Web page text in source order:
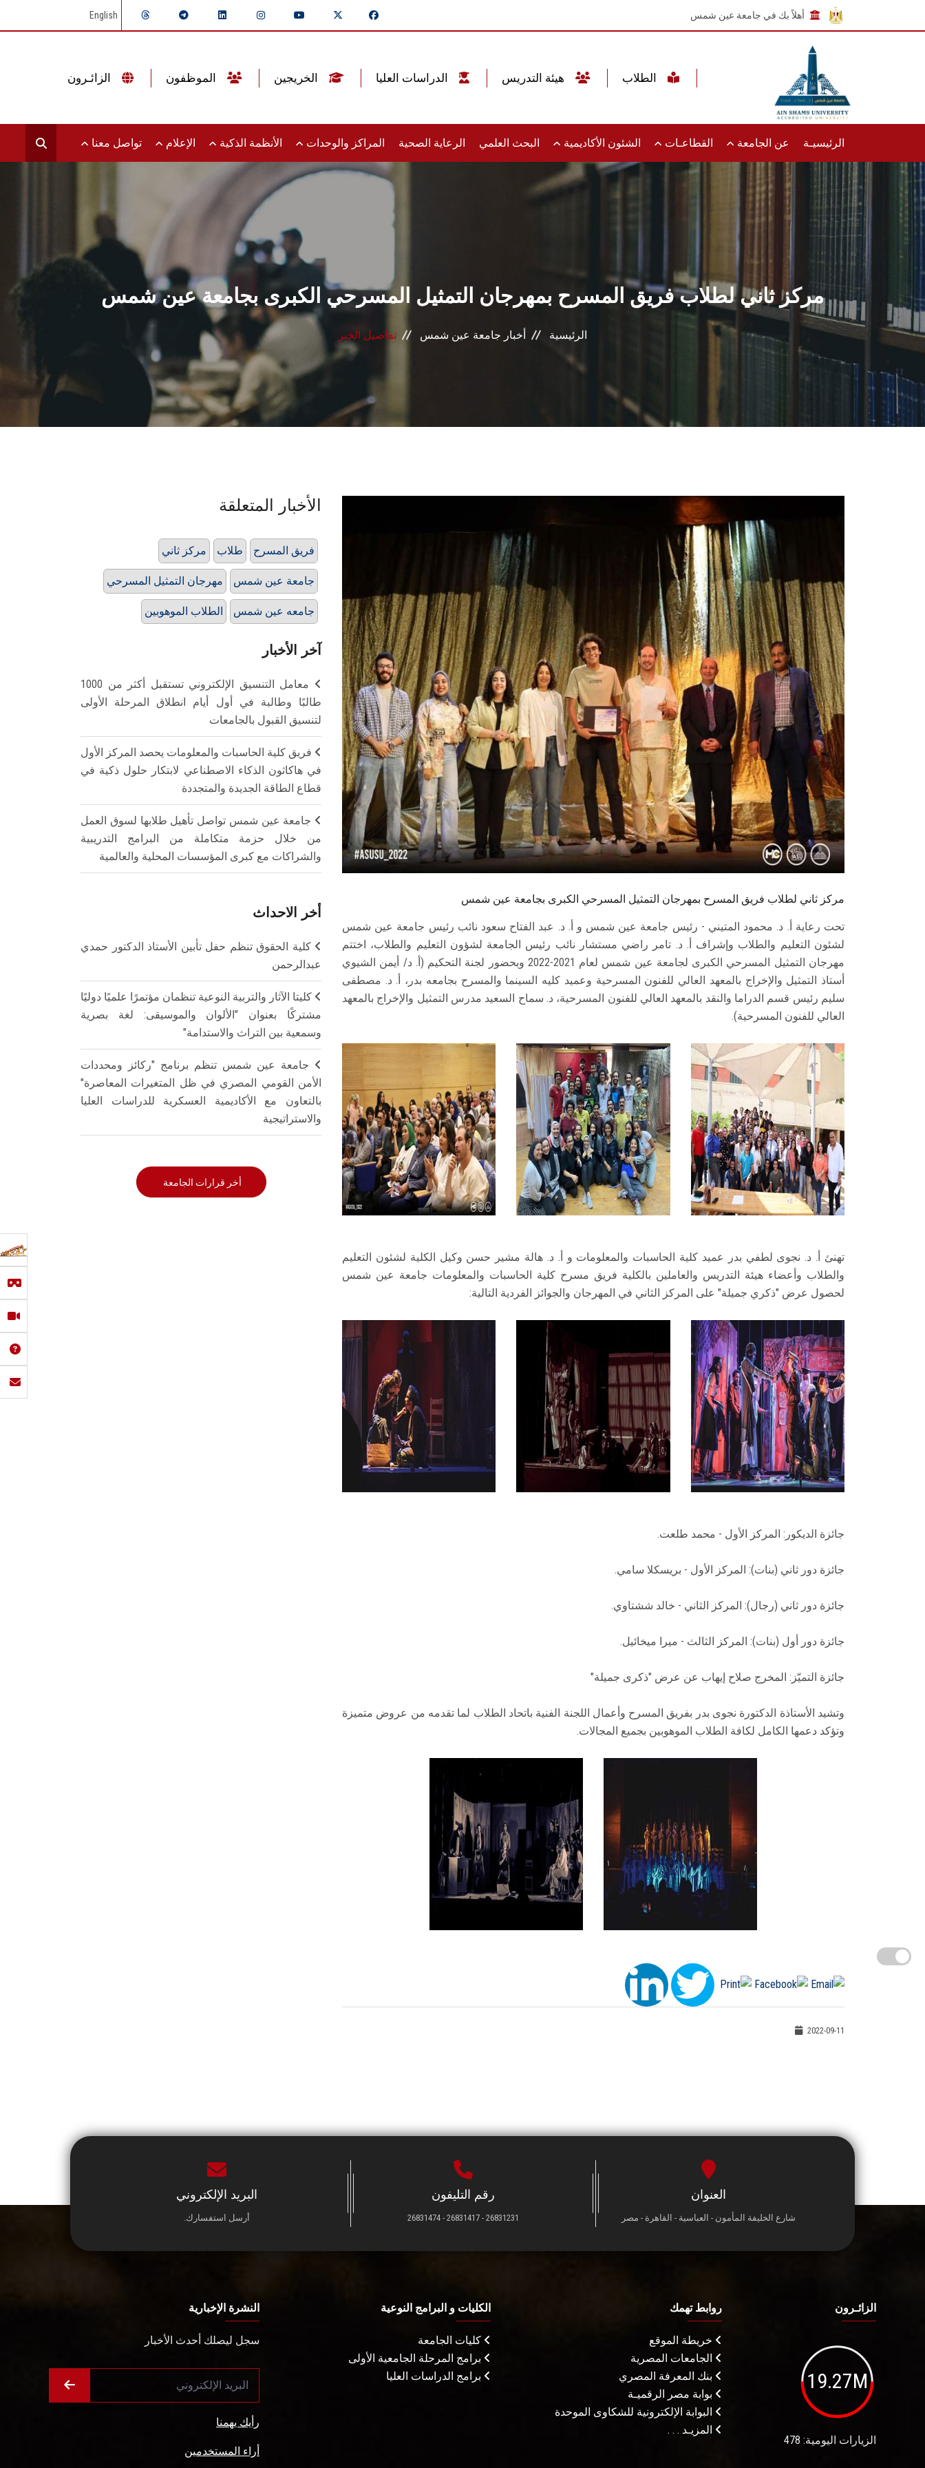
أهلاً بك في جامعة عين شمس English
الرئيسيـة عن الجامعة القطاعـات الشئون الأكاديمية البحث العلمي الرعاية الصحية المراكز والوحدات الأنظمة الذكية الإعلام تواصل معنا
مركز ثاني لطلاب فريق المسرح بمهرجان التمثيل المسرحي الكبرى بجامعة عين شمس
الرئيسية أخبار جامعة عين شمس تفاصيل الخبر
مركز ثاني لطلاب فريق المسرح بمهرجان التمثيل المسرحي الكبرى بجامعة عين شمس
تحت رعاية أ. د. محمود المتيني - رئيس جامعة عين شمس و أ. د. عبد الفتاح سعود نائب رئيس جامعة عين شمس
لشئون التعليم والطلاب وإشراف أ. د. تامر راضي مستشار نائب رئيس الجامعة لشؤون التعليم والطلاب، اختتم
مهرجان التمثيل المسرحي الكبرى لجامعة عين شمس لعام 2021-2022 وبحضور لجنة التحكيم (أ. د/ أيمن الشيوي
أستاذ التمثيل والإخراج بالمعهد العالي للفنون المسرحية وعميد كليه السينما والمسرح بجامعه بدر، أ. د. مصطفى
سليم رئيس قسم الدراما والنقد بالمعهد العالي للفنون المسرحية، د. سماح السعيد مدرس التمثيل والإخراج بالمعهد
العالي للفنون المسرحية).
تهنئ أ. د. نجوى لطفي بدر عميد كلية الحاسبات والمعلومات و أ. د. هالة مشير حسن وكيل الكلية لشئون التعليم
والطلاب وأعضاء هيئة التدريس والعاملين بالكلية فريق مسرح كلية الحاسبات والمعلومات جامعة عين شمس
لحصول عرض "ذكري جميلة" على المركز الثاني في المهرجان والجوائز الفردية التالية:
جائزة الديكور: المركز الأول - محمد طلعت.
جائزة دور ثاني (بنات): المركز الأول - بريسكلا سامي.
جائزة دور ثاني (رجال): المركز الثاني - خالد ششتاوي.
جائزة دور أول (بنات): المركز الثالث - ميرا ميخائيل.
جائزة التميّز: المخرج صلاح إيهاب عن عرض "ذكرى جميلة"
وتشيد الأستاذة الدكتورة نجوى بدر بفريق المسرح وأعمال اللجنة الفنية باتحاد الطلاب لما تقدمه من عروض متميزة
وتؤكد دعمها الكامل لكافة الطلاب الموهوبين بجميع المجالات.
2022-09-11
الأخبار المتعلقة
مركز ثاني طلاب فريق المسرح
مهرجان التمثيل المسرحي جامعة عين شمس
الطلاب الموهوبين جامعه عين شمس
آخر الأخبار
معامل التنسيق الإلكتروني تستقبل أكثر من 1000
طالبًا وطالبة في أول أيام انطلاق المرحلة الأولى
لتنسيق القبول بالجامعات
فريق كلية الحاسبات والمعلومات يحصد المركز الأول
في هاكاثون الذكاء الاصطناعي لابتكار حلول ذكية في
قطاع الطاقة الجديدة والمتجددة
جامعة عين شمس تواصل تأهيل طلابها لسوق العمل
من خلال حزمة متكاملة من البرامج التدريبية
والشراكات مع كبرى المؤسسات المحلية والعالمية
أخر الاحداث
كلية الحقوق تنظم حفل تأبين الأستاذ الدكتور حمدي
عبدالرحمن
كليتا الآثار والتربية النوعية تنظمان مؤتمرًا علميًا دوليًا
مشتركًا بعنوان "الألوان والموسيقى: لغة بصرية
وسمعية بين التراث والاستدامة"
جامعة عين شمس تنظم برنامج "ركائز ومحددات
الأمن القومي المصري في ظل المتغيرات المعاصرة"
بالتعاون مع الأكاديمية العسكرية للدراسات العليا
والاستراتيجية
أخر قرارات الجامعة
العنوان
شارع الخليفة المأمون - العباسية - القاهرة - مصر
رقم التليفون
26831231 - 26831417 - 26831474
البريد الإلكتروني
أرسل استفسارك.
الزائـرون
19.27M
الزيارات اليومية: 478
روابط تهمك
خريطة الموقع
الجامعات المصرية
بنك المعرفة المصري
بوابة مصر الرقميـة
البوابة الإلكترونية للشكاوى الموحدة
المزيـد . . .
الكليات و البرامج النوعية
كليات الجامعة
برامج المرحلة الجامعية الأولى
برامج الدراسات العليا
النشرة الإخبارية
سجل ليصلك أحدث الأخبار
رأيك يهمنا
أراء المستخدمين